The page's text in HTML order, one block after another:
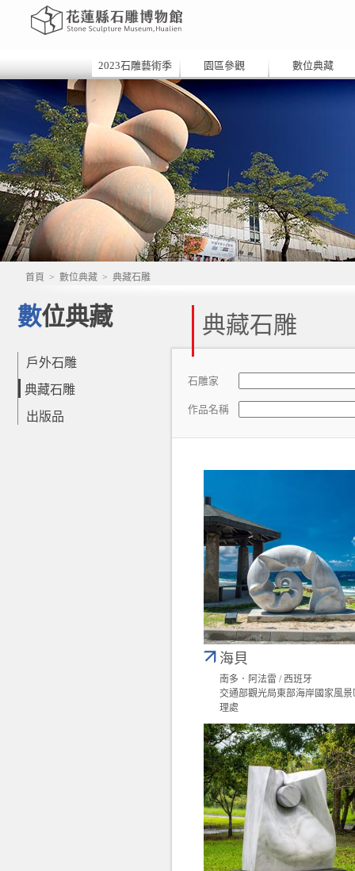
2023石雕藝術季 園區參觀 數位典藏
首頁 > 數位典藏 > 典藏石雕
數位典藏
戶外石雕
典藏石雕
出版品
典藏石雕
石雕家
作品名稱
海貝
南多．阿法雷 / 西班牙
交通部觀光局東部海岸國家風景
理處